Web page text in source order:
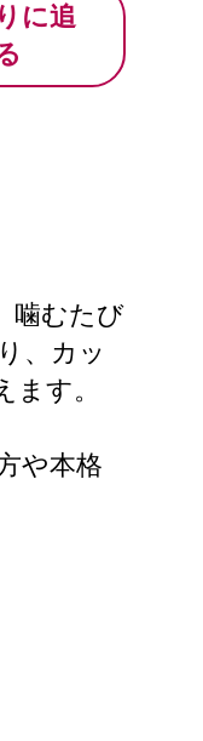
に追
噛むたび
、カッ
す。
や本格